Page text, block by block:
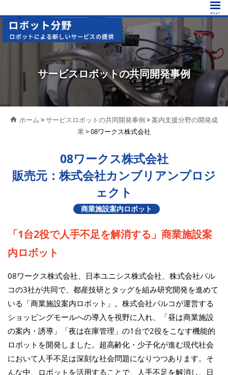
サービスロボットの共同開発事例
ホーム >サービスロボットの共同開発事例 >案内支援分野の開発成
果> 08ワークス株式会社
08ワークス株式会社
販売元：株式会社カンブリアンプロジ
ェクト
商業施設案内ロボット
「1台2役で人手不足を解消する」商業施設案
内ロボット
08ワークス株式会社、日本ユニシス株式会社、株式会社パル
コの3社が共同で、都産技研とタッグを組み研究開発を進めて
いる「商業施設案内ロボット」。株式会社パルコが運営する
ショッピングモールへの導入を視野に入れ、「昼は商業施設
の案内・誘導」「夜は在庫管理」の1台で2役をこなす機能的
ロボットを開発しました。超高齢化・少子化が進む現代社会
において人手不足は深刻な社会問題になりつつあります。そ
んな中、ロボットを活用することで、人手不足を解消し、日